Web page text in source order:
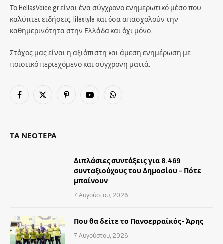
Το HellasVoice.gr είναι ένα σύγχρονο ενημερωτικό μέσο που
καλύπτει ειδήσεις, lifestyle και όσα απασχολούν την
καθημερινότητα στην Ελλάδα και όχι μόνο.
Στόχος μας είναι η αξιόπιστη και άμεση ενημέρωση με
ποιοτικό περιεχόμενο και σύγχρονη ματιά.
Facebook
X
PinterestYouTubeWhatsApp
ΤΑ ΝΕΟΤΕΡΑ
Διπλάσιες συντάξεις για 8.469
συνταξιούχους του Δημοσίου – Πότε
μπαίνουν
7 Αυγούστου, 2026
Που θα δείτε το Πανσερραϊκός- Άρης
7 Αυγούστου, 2026